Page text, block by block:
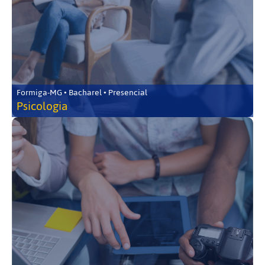
Formiga-MG • Bacharel • Presencial
Psicologia